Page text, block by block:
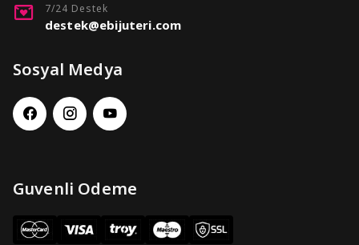
7/24 Destek
destek@ebijuteri.com
Sosyal Medya
Guvenli Odeme